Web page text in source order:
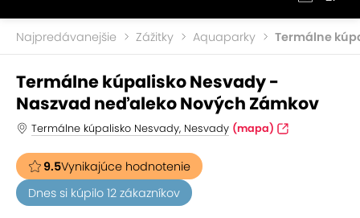
Najpredávanejšie Zážitky Aquaparky Termálne
Termálne kúpalisko Nesvady -
Naszvad neďaleko Nových Zámkov
Termálne kúpalisko Nesvady, Nesvady (mapa)
9.5Vynikajúce hodnotenie
Dnes si kúpilo 12 zákazníkov